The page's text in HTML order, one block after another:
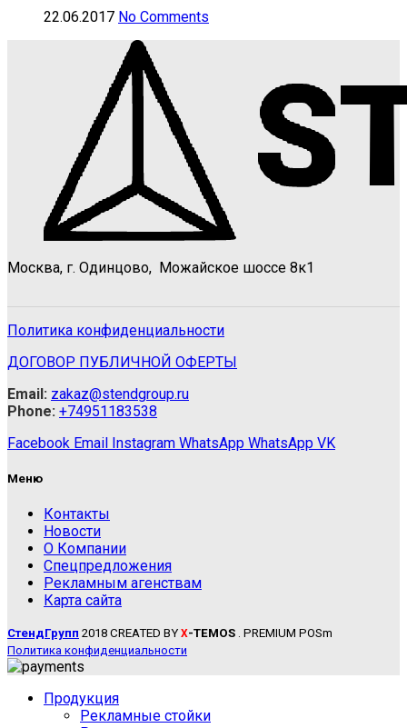
22.06.2017 No Comments
Москва, г. Одинцово, Можайское шоссе 8к1
Политика конфиденциальности
ДОГОВОР ПУБЛИЧНОЙ ОФЕРТЫ
Email: zakaz@stendgroup.ru
Phone: +74951183538
Facebook Email Instagram WhatsApp WhatsApp VK
Меню
Контакты
Новости
О Компании
Спецпредложения
Рекламным агенствам
Карта сайта
СтендГрупп 2018 CREATED BY X-TEMOS . PREMIUM POSm
Политика конфиденциальности
Продукция
Рекламные стойки